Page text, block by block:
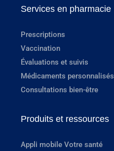
Services en pharmacie
Prescriptions
Vaccination
Évaluations et suivis
Médicaments personnalisés
Consultations bien-être
Produits et ressources
Appli mobile Votre santé